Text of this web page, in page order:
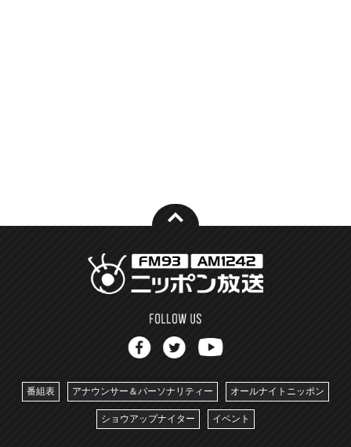
番組表 アナウンサー＆パーソナリティー オールナイトニッポン
ショウアップナイター イベント